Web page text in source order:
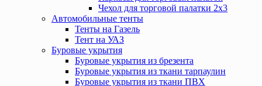
Чехол для торговой палатки 2х3
Автомобильные тенты
Тенты на Газель
Тент на УАЗ
Буровые укрытия
Буровые укрытия из брезента
Буровые укрытия из ткани тарпаулин
Буровые укрытия из ткани ПВХ